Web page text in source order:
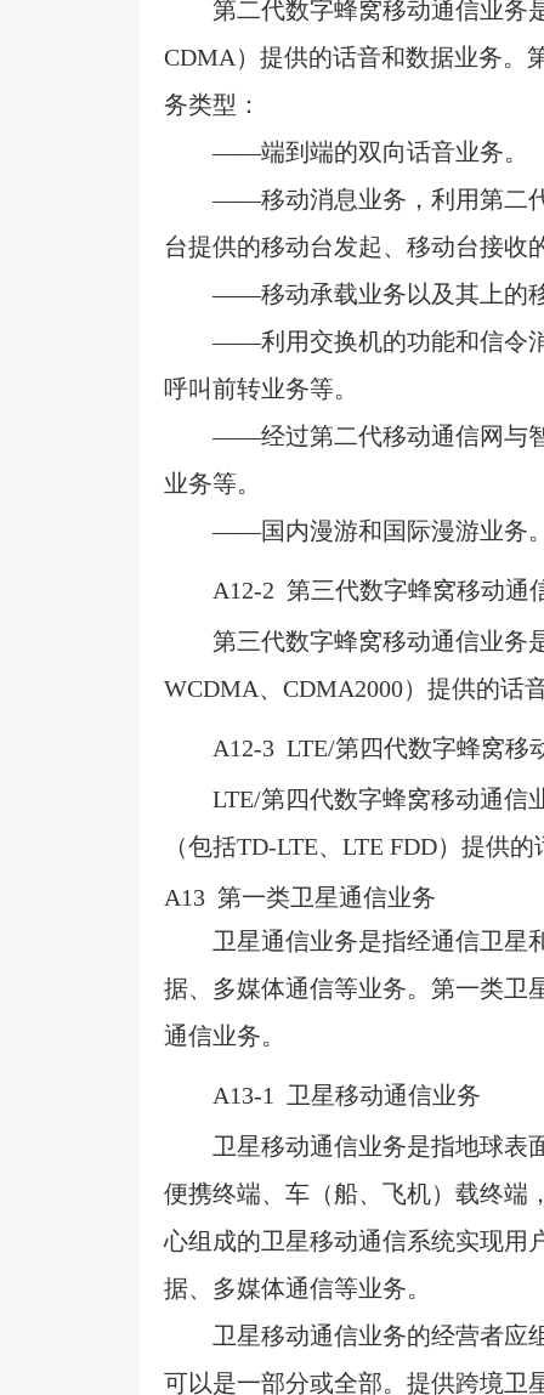
第二代数字蜂窝移动通信业务
CDMA）提供的话音和数据业务。
务类型：
——端到端的双向话音业务。
——移动消息业务，利用第二
台提供的移动台发起、移动台接收
——移动承载业务以及其上的
——利用交换机的功能和信令
呼叫前转业务等。
——经过第二代移动通信网与
业务等。
——国内漫游和国际漫游业务
A12-2 第三代数字蜂窝移动通
第三代数字蜂窝移动通信业务
WCDMA、 CDMA2000）提供的话
A12-3 LTE/第四代数字蜂窝移
LTE/第四代数字蜂窝移动通信
（包括TD-LTE、 LTE FDD）提供的
A13 第一类卫星通信业务
卫星通信业务是指经通信卫星
据、多媒体通信等业务。第一类卫
通信业务。
A13-1 卫星移动通信业务
卫星移动通信业务是指地球表
便携终端、车（船、飞机）载终端
心组成的卫星移动通信系统实现用
据、多媒体通信等业务。
卫星移动通信业务的经营者应
可以是一部分或全部。提供跨境卫